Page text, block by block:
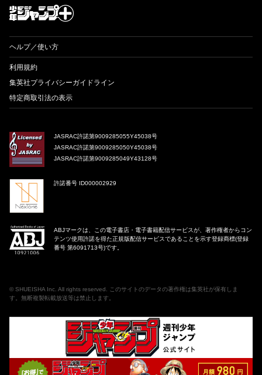
ヘルプ／使い方
利用規約
集英社プライバシーガイドライン
特定商取引法の表示
JASRAC許諾第9009285055Y45038号
JASRAC許諾第9009285050Y45038号
JASRAC許諾第9009285049Y43128号
許諾番号 ID000002929
ABJマークは、この電子書店・電子書籍配信サービスが、著作権者からコン
テンツ使用許諾を得た正規版配信サービスであることを示す登録商標(登録
番号 第6091713号)です。
© SHUEISHA Inc. All rights reserved. このサイトのデータの著作権は集英社が保有しま
す。無断複製転載放送等は禁止します。